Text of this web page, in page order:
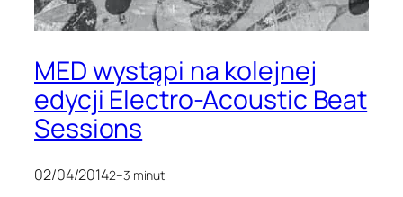
MED wystąpi na kolejnej
edycji Electro-Acoustic Beat
Sessions
02/04/20142–3 minut